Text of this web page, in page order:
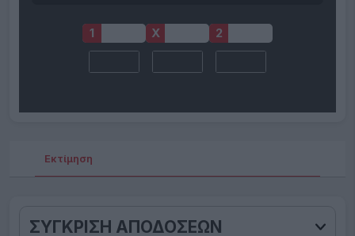
1 X 2
Εκτίμηση
ΣΥΓΚΡΙΣΗ ΑΠΟΔΟΣΕΩΝ